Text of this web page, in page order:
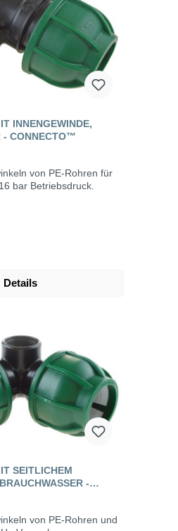
INNENGEWINDE,
- CONNECTO™
von PE-Rohren für
bar Betriebsdruck.
Details
SEITLICHEM
-
von PE-Rohren und